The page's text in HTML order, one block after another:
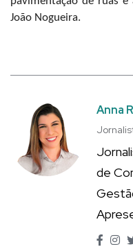
João Nogueira.
Anna
de